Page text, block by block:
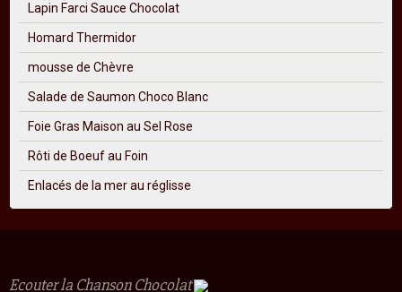
Lapin Farci Sauce Chocolat
Homard Thermidor
mousse de Chèvre
Salade de Saumon Choco Blanc
Foie Gras Maison au Sel Rose
Rôti de Boeuf au Foin
Enlacés de la mer au réglisse
Ecouter la Chanson Chocolat